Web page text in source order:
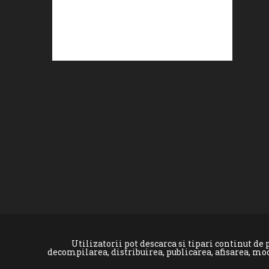
Utilizatorii pot descarca si tipari continut de
decompilarea, distribuirea, publicarea, afisarea,